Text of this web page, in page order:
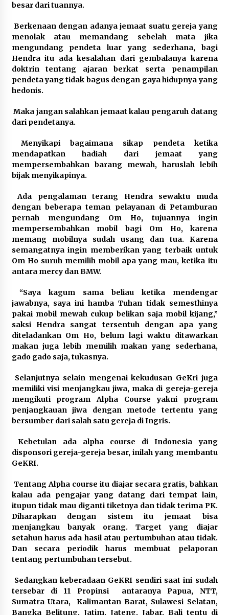
besar dari tuannya.
Berkenaan dengan adanya jemaat suatu gereja yang
menolak atau memandang sebelah mata jika
mengundang pendeta luar yang sederhana, bagi
Hendra itu ada kesalahan dari gembalanya karena
doktrin tentang ajaran berkat serta penampilan
pendeta yang tidak bagus dengan gaya hidupnya yang
hedonis.
Maka jangan salahkan jemaat kalau pengaruh datang
dari pendetanya.
Menyikapi bagaimana sikap pendeta ketika
mendapatkan hadiah dari jemaat yang
mempersembahkan barang mewah, haruslah lebih
bijak menyikapinya.
Ada pengalaman terang Hendra sewaktu muda
dengan beberapa teman pelayanan di Petamburan
pernah mengundang Om Ho, tujuannya ingin
mempersembahkan mobil bagi Om Ho, karena
memang mobilnya sudah usang dan tua. Karena
semangatnya ingin memberikan yang terbaik untuk
Om Ho suruh memilih mobil apa yang mau, ketika itu
antara mercy dan BMW.
“Saya kagum sama beliau ketika mendengar
jawabnya, saya ini hamba Tuhan tidak semesthinya
pakai mobil mewah cukup belikan saja mobil kijang,”
saksi Hendra sangat tersentuh dengan apa yang
diteladankan Om Ho, belum lagi waktu ditawarkan
makan juga lebih memilih makan yang sederhana,
gado gado saja, tukasnya.
Selanjutnya selain mengenai kekudusan GeKri juga
memiliki visi menjangkau jiwa, maka di gereja-gereja
mengikuti program Alpha Course yakni program
penjangkauan jiwa dengan metode tertentu yang
bersumber dari salah satu gereja di Ingris.
Kebetulan ada alpha course di Indonesia yang
disponsori gereja-gereja besar, inilah yang membantu
GeKRI.
Tentang Alpha course itu diajar secara gratis, bahkan
kalau ada pengajar yang datang dari tempat lain,
itupun tidak mau diganti tiketnya dan tidak terima PK.
Diharapkan dengan sistem itu jemaat bisa
menjangkau banyak orang. Target yang diajar
setahun harus ada hasil atau pertumbuhan atau tidak.
Dan secara periodik harus membuat pelaporan
tentang pertumbuhan tersebut.
Sedangkan keberadaan GeKRI sendiri saat ini sudah
tersebar di 11 Propinsi antaranya Papua, NTT,
Sumatra Utara, Kalimantan Barat, Sulawesi Selatan,
Bangka Belitung, Jatim, Jateng, Jabar, Bali tentu di